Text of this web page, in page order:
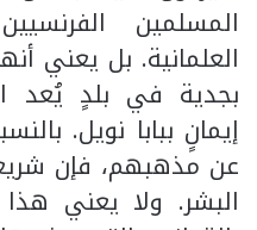
المسلمين
العلمانية. بل يعني
بجدية في بلدٍ يُعد
إيمانٍ ببابا نويل.
عن مذهبهم، فإن
البشر. ولا يعني